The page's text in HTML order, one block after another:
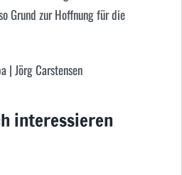
Grund zur Hoffnung für die
| Jörg Carstensen
interessieren